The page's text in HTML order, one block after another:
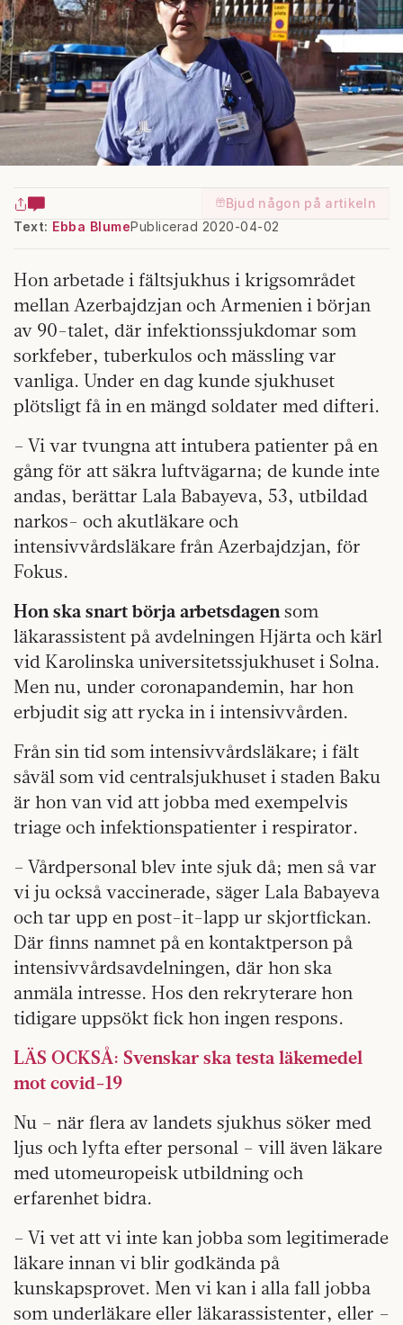
Bjud någon på artikeln
Text: Ebba BlumePublicerad 2020-04-02
Hon arbetade i fältsjukhus i krigsområdet
mellan Azerbajdzjan och Armenien i början
av 90-talet, där infektionssjukdomar som
sorkfeber, tuberkulos och mässling var
vanliga. Under en dag kunde sjukhuset
plötsligt få in en mängd soldater med difteri.
– Vi var tvungna att intubera patienter på en
gång för att säkra luftvägarna; de kunde inte
andas, berättar Lala Babayeva, 53, utbildad
narkos- och akutläkare och
intensivvårdsläkare från Azerbajdzjan, för
Fokus.
Hon ska snart börja arbetsdagen som
läkarassistent på avdelningen Hjärta och kärl
vid Karolinska universitetssjukhuset i Solna.
Men nu, under coronapandemin, har hon
erbjudit sig att rycka in i intensivvården.
Från sin tid som intensivvårdsläkare; i fält
såväl som vid centralsjukhuset i staden Baku
är hon van vid att jobba med exempelvis
triage och infektionspatienter i respirator.
– Vårdpersonal blev inte sjuk då; men så var
vi ju också vaccinerade, säger Lala Babayeva
och tar upp en post-it-lapp ur skjortfickan.
Där finns namnet på en kontaktperson på
intensivvårdsavdelningen, där hon ska
anmäla intresse. Hos den rekryterare hon
tidigare uppsökt fick hon ingen respons.
LÄS OCKSÅ: Svenskar ska testa läkemedel
mot covid-19
Nu – när flera av landets sjukhus söker med
ljus och lyfta efter personal – vill även läkare
med utomeuropeisk utbildning och
erfarenhet bidra.
– Vi vet att vi inte kan jobba som legitimerade
läkare innan vi blir godkända på
kunskapsprovet. Men vi kan i alla fall jobba
som underläkare eller läkarassistenter, eller –